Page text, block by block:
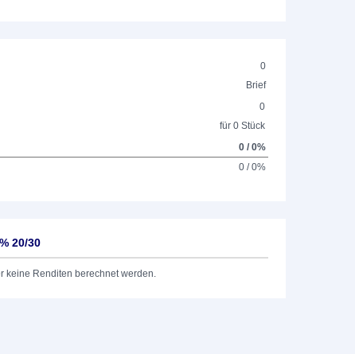
0
Brief
0
für 0 Stück
0 / 0%
0 / 0%
20/30
keine Renditen berechnet werden.